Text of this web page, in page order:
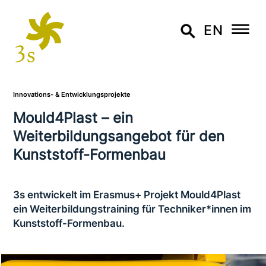
EN
Innovations- & Entwicklungsprojekte
Mould4Plast – ein
Weiterbildungsangebot für den
Kunststoff-Formenbau
3s ent­wickelt im Erasmus+ Projekt Mould4Plast
ein Weiterbildungstraining für Techniker*innen im
Kunststoff-Formenbau.